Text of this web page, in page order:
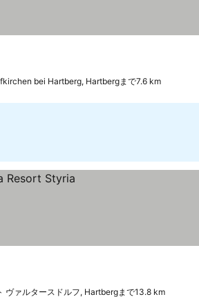
bei Hartberg, Hartbergまで7.6 km
ヴァルタースドルフ, Hartbergまで13.8 km